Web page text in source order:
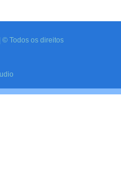
© Todos os direitos